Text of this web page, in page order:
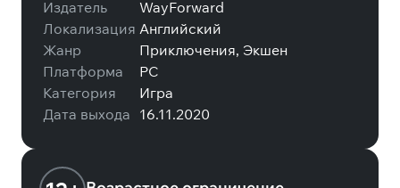
Издатель
WayForward
Локализация Английский
Жанр
Приключения, Экшен
Платформа
PC
Категория
Игра
Дата выхода 16.11.2020